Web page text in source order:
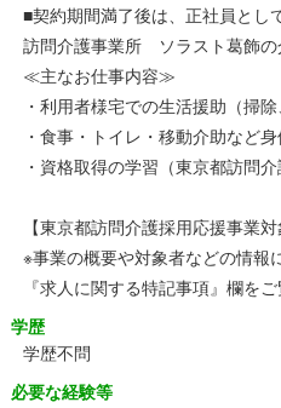
■契約期間満了後は、正社員とし
訪問介護事業所 ソラスト葛飾の
≪主なお仕事内容≫
・利用者様宅での生活援助（掃
・食事・トイレ・移動介助など
・資格取得の学習（東京都訪問介
【東京都訪問介護採用応援事業対
※事業の概要や対象者などの情報
『求人に関する特記事項』欄をご
学歴
学歴不問
必要な経験等